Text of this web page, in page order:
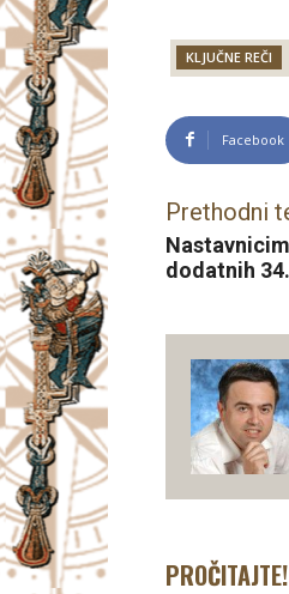
KLJUČNE REČI
Facebook
Prethodni
dodatnih
PROČITAJTE!